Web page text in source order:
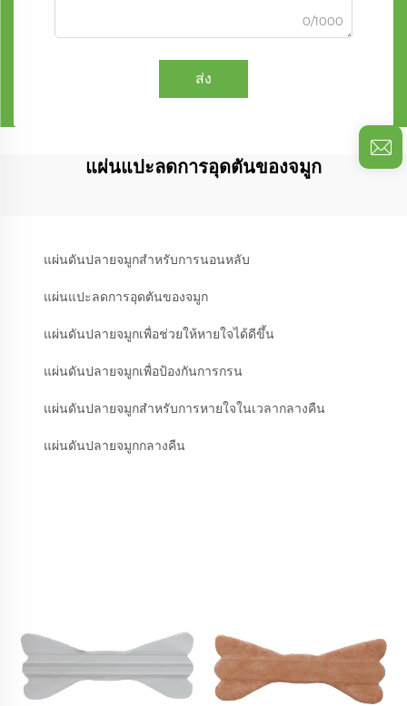
0/1000
ส่ง
แผ่นแปะลดการอุดตันของจมูก
แผ่นดันปลายจมูกสำหรับการนอนหลับ
แผ่นแปะลดการอุดตันของจมูก
แผ่นดันปลายจมูกเพื่อช่วยให้หายใจได้ดีขึ้น
แผ่นดันปลายจมูกเพื่อป้องกันการกรน
แผ่นดันปลายจมูกสำหรับการหายใจในเวลากลางคืน
แผ่นดันปลายจมูกกลางคืน